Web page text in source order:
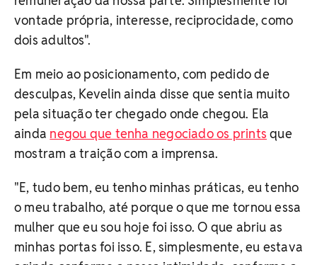
vontade própria, interesse, reciprocidade, como
dois adultos".
Em meio ao posicionamento, com pedido de
desculpas, Kevelin ainda disse que sentia muito
pela situação ter chegado onde chegou. Ela
ainda negou que tenha negociado os prints que
mostram a traição com a imprensa.
"E, tudo bem, eu tenho minhas práticas, eu tenho
o meu trabalho, até porque o que me tornou essa
mulher que eu sou hoje foi isso. O que abriu as
minhas portas foi isso. E, simplesmente, eu estava